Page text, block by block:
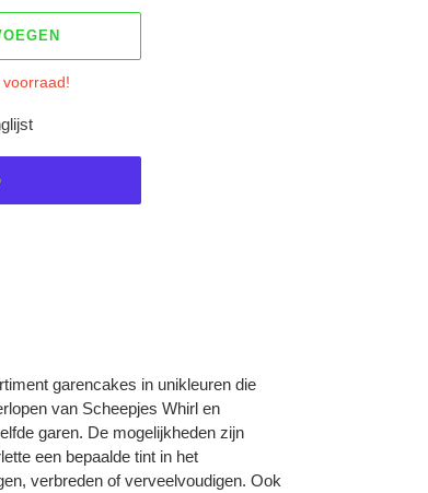
garencakes in unikleuren die
van Scheepjes Whirl en
garen. De mogelijkheden zijn
een bepaalde tint in het
verbreden of verveelvoudigen. Ook